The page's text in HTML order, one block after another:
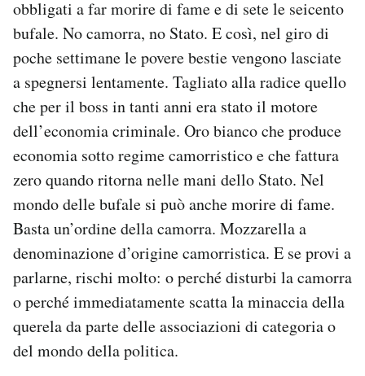
obbligati a far morire di fame e di sete le seicento
bufale. No camorra, no Stato. E così, nel giro di
poche settimane le povere bestie vengono lasciate
a spegnersi lentamente. Tagliato alla radice quello
che per il boss in tanti anni era stato il motore
dell’economia criminale. Oro bianco che produce
economia sotto regime camorristico e che fattura
zero quando ritorna nelle mani dello Stato. Nel
mondo delle bufale si può anche morire di fame.
Basta un’ordine della camorra. Mozzarella a
denominazione d’origine camorristica. E se provi a
parlarne, rischi molto: o perché disturbi la camorra
o perché immediatamente scatta la minaccia della
querela da parte delle associazioni di categoria o
del mondo della politica.